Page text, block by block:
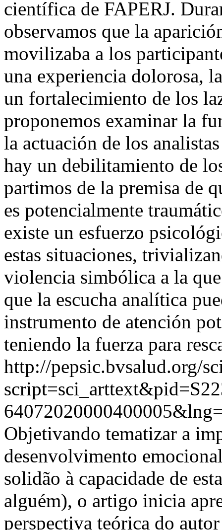
científica de FAPERJ.
observamos que la
movilizaba a los
una experiencia dolorosa,
un fortalecimiento de los
proponemos examinar la
la actuación de los
hay un debilitamiento de
partimos de la premisa de
es potencialmente
existe un esfuerzo
estas situaciones,
violencia simbólica a la
que la escucha analítica
instrumento de atención
teniendo la fuerza para
http://pepsic.bvsalud.org/
Objetivando tematizar a
desenvolvimento
solidão à capacidade de
alguém), o artigo inicia
perspectiva teórica do